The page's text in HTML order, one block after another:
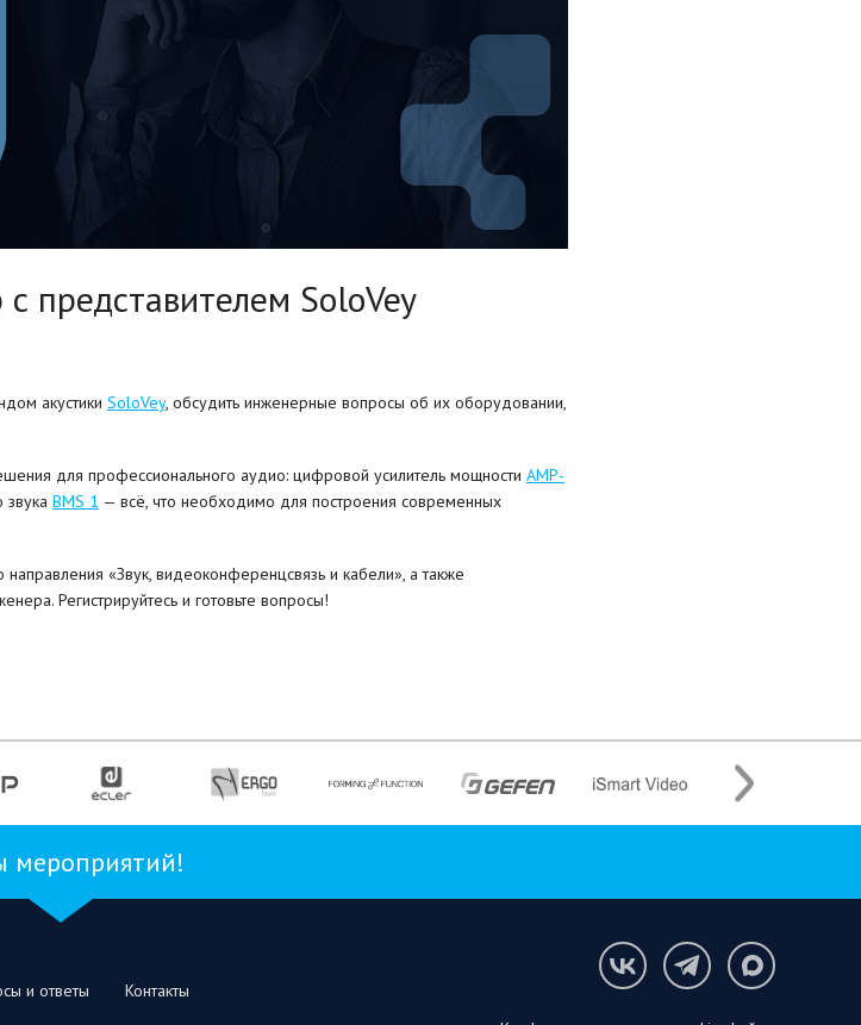
представителем SoloVey
акустики SoloVey, обсудить инженерные вопросы об их оборудовании,
для профессионального аудио: цифровой усилитель мощности AMP-
BMS 1 — всё, что необходимо для построения современных
«Звук, видеоконференцсвязь и кабели», а также
Регистрируйтесь и готовьте вопросы!
мероприятий!
и ответы
Контакты